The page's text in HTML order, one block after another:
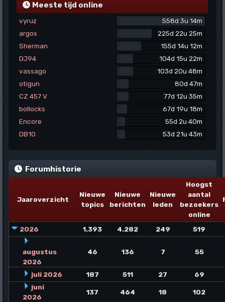
Meeste tijd online
vyruz
558d 3u 14m
argos
225d 22u 25m
Sherman
155d 14u 12m
DJ94
104d 15u 22m
vassago
103d 20u 48m
otigun
80d 47m
CZ 457 V
77d 12u 35m
bollocks
67d 19u 18m
Encore
55d 2u 40m
DB10
53d 21u 43m
Forumhistorie
Jaaroverzicht
Nieuwe
topics
Nieuwe
berichten
Nieuwe
leden
Hoogst
aantal
bezoekers
online
2026 1.393 4.282 249 519
augustus
2026
46 136 7 55
juli 2026 187 511 27
69
juni
2026
137 464 18
102